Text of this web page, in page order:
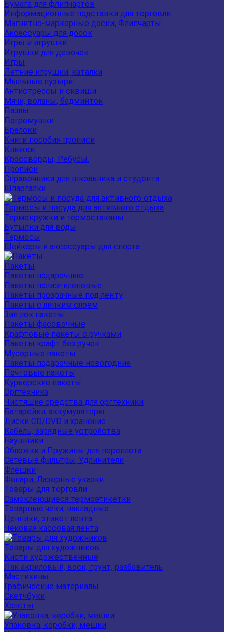
Бумага для флипчартов
Информационные подставки для торговли
Магнитно-маркерные доски, Флипчарты
Аксессуары для досок
Игры и игрушки
Игрушки для девочек
Игры
Летние игрушки, каталки
Мыльные пузыри
Антистрессы и сквиши
Мячи, воланы, бадминтон
Пазлы
Погремушки
Брелоки
Книги пособия прописи
Книжки
Кроссворды, Ребусы.
Прописи
Справочники для школьника и студента
Шпаргалки
Термосы и посуда для активного отдыха
Термокружки и термостаканы
Бутылки для воды
Термосы
Шейкеры и аксессуары для спорта
Пакеты
Пакеты подарочные
Пакеты полиэтиленовые
Пакеты прозрачные под ленту
Пакеты с липким слоем
Зип лок пакеты
Пакеты фасовочные
Крафтовые пакеты с ручками
Пакеты крафт без ручек
Мусорные пакеты
Пакеты подарочные новогодние
Почтовые пакеты
Курьерские пакеты
Оргтехника
Чистящие средства для оргтехники
Батарейки, аккумуляторы
Диски CD/DVD и хранение
Кабель, зарядные устройства
Наушники
Обложки и Пружины для переплета
Сетевые фильтры, Удлинители
Флешки
Фонари, Лазерные указки
Товары для торговли
Самоклеющиеся термоэтикетки
Товарные чеки, накладные
Ценники, этикет лента
Чековая кассовая лента
Товары для художников
Кисти художественные
Лак акриловый, воск, грунт, разбавитель
Мастихины
Графические материалы
Скетчбуки
Холсты
Упаковка, коробки, мешки